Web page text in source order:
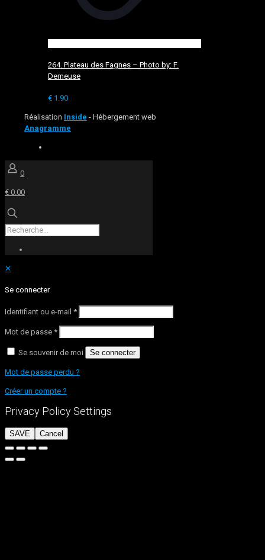
264. Plateau des Fagnes – Photo by: F.
Demeuse
€ 1.90
Réalisation Inside - Hébergement web
Anagramme
0
€ 0.00
✕
Se connecter
Identifiant ou e-mail *
Mot de passe *
Se souvenir de moi Se connecter
Mot de passe perdu ?
Créer un compte ?
Privacy Policy Settings
SAVE Cancel